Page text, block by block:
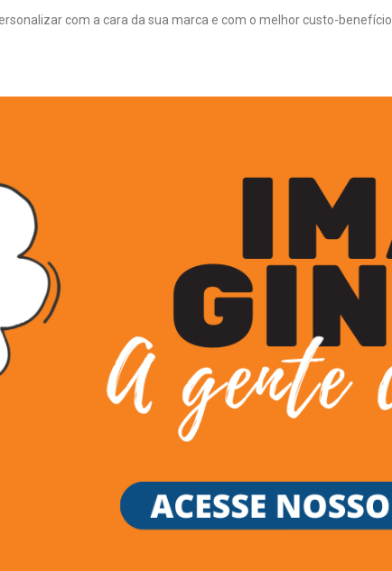
com a cara da sua marca e com o melhor custo-benefício.